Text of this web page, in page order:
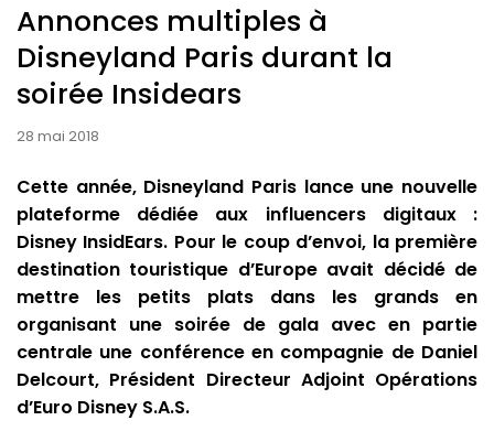
Annonces multiples à
Disneyland Paris durant la
soirée Insidears
28 mai 2018
Cette année, Disneyland Paris lance une nouvelle
plateforme dédiée aux influencers digitaux :
Disney InsidEars. Pour le coup d’envoi, la première
destination touristique d’Europe avait décidé de
mettre les petits plats dans les grands en
organisant une soirée de gala avec en partie
centrale une conférence en compagnie de Daniel
Delcourt, Président Directeur Adjoint Opérations
d’Euro Disney S.A.S.